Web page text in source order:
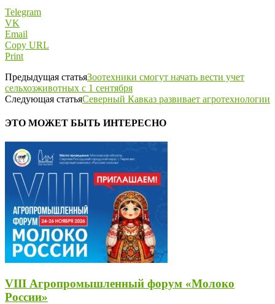
Telegram
VK
Email
Copy URL
Print
Предыдущая статьяЗоотехники смогут начать вести учет
сельхозживотных с 1 сентября
Следующая статьяСеверный Кавказ развивает агротехнологии
ЭТО МОЖЕТ БЫТЬ ИНТЕРЕСНО
VIII Агропромышленный форум «Молоко
России»